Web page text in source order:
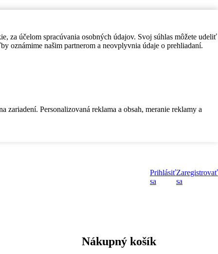
za účelom spracúvania osobných údajov. Svoj súhlas môžete udeliť
oznámime našim partnerom a neovplyvnia údaje o prehliadaní.
Personalizovaná reklama a obsah, meranie reklamy a
Prihlásiť
sa
Zaregistrovať
sa
Nákupný košík